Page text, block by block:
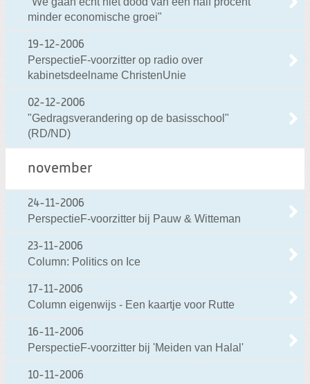
minder economische groei"
19-12-2006
PerspectieF-voorzitter op radio over
kabinetsdeelname ChristenUnie
02-12-2006
"Gedragsverandering op de basisschool"
(RD/ND)
november
24-11-2006
PerspectieF-voorzitter bij Pauw & Witteman
23-11-2006
Column: Politics on Ice
17-11-2006
Column eigenwijs - Een kaartje voor Rutte
16-11-2006
PerspectieF-voorzitter bij 'Meiden van Halal'
10-11-2006